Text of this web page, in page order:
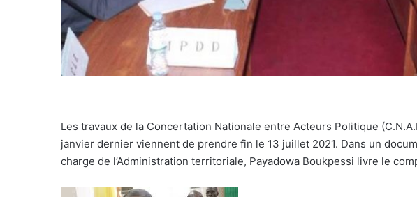
Les travaux de la Concertation Nationale entre Acteurs Politique
janvier dernier viennent de prendre fin le 13 juillet 2021. Dans un
charge de l’Administration territoriale, Payadowa Boukpessi livre le